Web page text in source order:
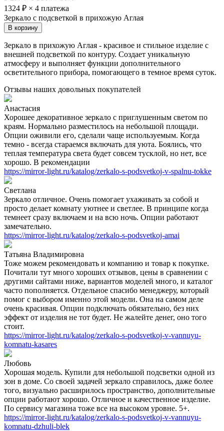
1324 ₽ × 4 платежа
Зеркало с подсветкой в прихожую Аглая
В корзину
Зеркало в прихожую Аглая - красивое и стильное изделие с
внешней подсветкой по контуру. Создает уникальную
атмосферу и выполняет функции дополнительного
осветительного прибора, помогающего в темное время суток.
Отзывы наших довольных покупателей
Анастасия
Хорошее декоративное зеркало с приглушенным светом по
краям. Нормально разместилось на небольшой площади.
Опции оживили его, сделали чаще используемым. Когда
темно - всегда стараемся включать для уюта. Боялись, что
теплая температура света будет совсем тусклой, но нет, все
хорошо. В рекомендации
https://mirror-light.ru/katalog/zerkalo-s-podsvetkoj-v-spalnu-tokke
Светлана
Зеркало отличное. Очень помогает ухаживать за собой и
просто делает комнату уютнее и светлее. В принципе когда
темнеет сразу включаем и на всю ночь. Опции работают
замечательно.
https://mirror-light.ru/katalog/zerkalo-s-podsvetkoj-amai
Татьяна Владимировна
Тоже можем рекомендовать и компанию и товар к покупке.
Почитали тут много хороших отзывов, цены в сравнении с
другими сайтами ниже, вариантов моделей много, и каталог
часто пополняется. Отдельное спасибо менеджеру, который
помог с выбором именно этой модели. Она на самом деле
очень красивая. Опции подключать обязательно, без них
эффект от изделия не тот будет. Не жалейте денег, оно того
стоит.
https://mirror-light.ru/katalog/zerkalo-s-podsvetkoj-v-vannuyu-
komnatu-kasares
Любовь
Хорошая модель. Купили для небольшой подсветки одной из
зон в доме. Со своей задачей зеркало справилось, даже более
того, визуально расширилось пространство, дополнительные
опции работают хорошо. Отличное и качественное изделие.
По сервису магазина тоже все на высоком уровне. 5+.
https://mirror-light.ru/katalog/zerkalo-s-podsvetkoj-v-vannuyu-
komnatu-dzhuli-blek